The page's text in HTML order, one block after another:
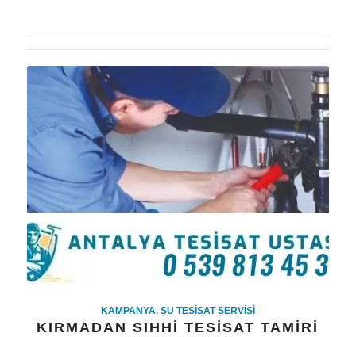
KAMPANYA, SU TESISAT SERVISI
KIRMADAN SIHHI TESISAT TAMIRI